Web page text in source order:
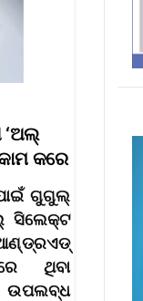
‘ଅଲ୍
କରେ
ଗୁଗୁଲ୍
ସିଲେକ୍ଟ
ଥିବା
ଉପଲବ୍ଧ